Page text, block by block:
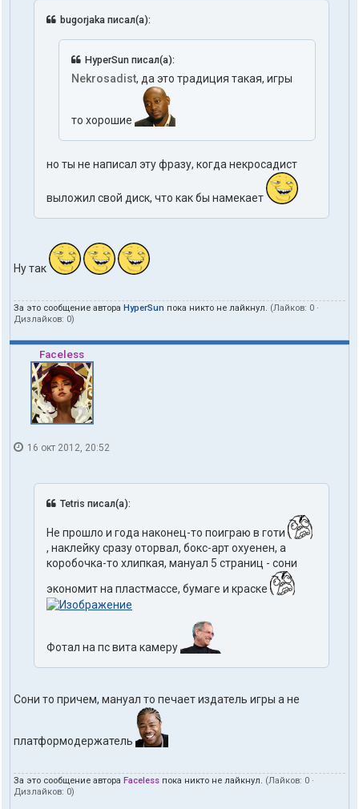
bugorjaka писал(а):
HyperSun писал(а):
Nekrosadist, да это традиция такая, игры
то хорошие
но ты не написал эту фразу, когда некросадист
выложил свой диск, что как бы намекает
Ну так
За это сообщение автора HyperSun пока никто не лайкнул. (Лайков: 0 ·
Дизлайков: 0)
Faceless
16 окт 2012, 20:52
Tetris писал(а):
Не прошло и года наконец-то поиграю в готи
, наклейку сразу оторвал, бокс-арт охуенен, а
коробочка-то хлипкая, мануал 5 страниц - сони
экономит на пластмассе, бумаге и краске
Фотал на пс вита камеру
Сони то причем, мануал то печает издатель игры а не
платформодержатель
За это сообщение автора Faceless пока никто не лайкнул. (Лайков: 0 ·
Дизлайков: 0)